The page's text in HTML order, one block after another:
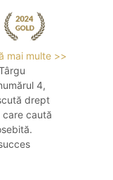
mai multe >>
4,
drept
caută